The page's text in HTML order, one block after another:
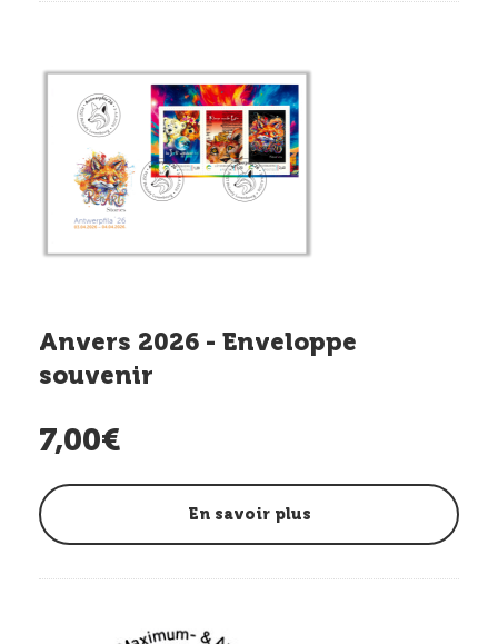
Anvers 2026 - Enveloppe
souvenir
7,00€
En savoir plus